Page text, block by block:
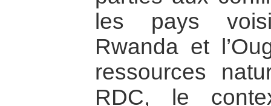
les pays
Rwanda et
ressources
RDC, le